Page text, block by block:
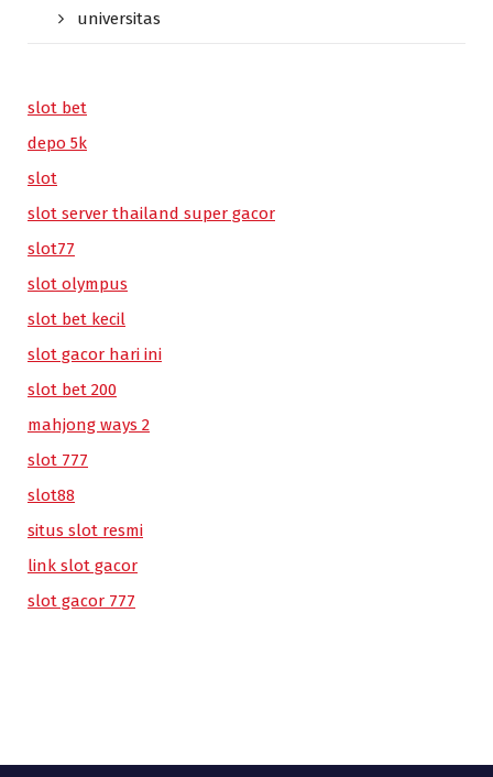
universitas
slot bet
depo 5k
slot
slot server thailand super gacor
slot77
slot olympus
slot bet kecil
slot gacor hari ini
slot bet 200
mahjong ways 2
slot 777
slot88
situs slot resmi
link slot gacor
slot gacor 777